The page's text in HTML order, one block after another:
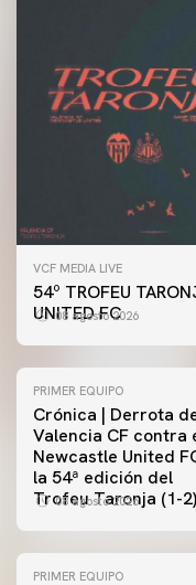
VCF MEDIA LIVE
54º TROFEU
UNITED FC
08 agosto 2026
PRIMER EQUIPO
Crónica | Derrota
Valencia CF contra
Newcastle United
la 54ª edición del
Trofeu Taronja (1-2)
08 agosto 2026
PRIMER EQUIPO